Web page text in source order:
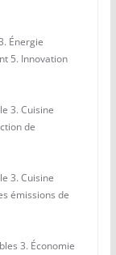
Énergie
5. Innovation
3. Cuisine
de
3. Cuisine
émissions de
3. Économie